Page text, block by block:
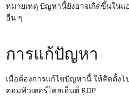
หมายเหตุ ปัญหานี้ยังอาจเกิดขึ้นในแ
อื่น ๆ
การแก้ปัญหา
เมื่อต้องการแก้ไขปัญหานี้ ให้ติดตั้ง
คอมพิวเตอร์ไคลเอ็นต์ RDP